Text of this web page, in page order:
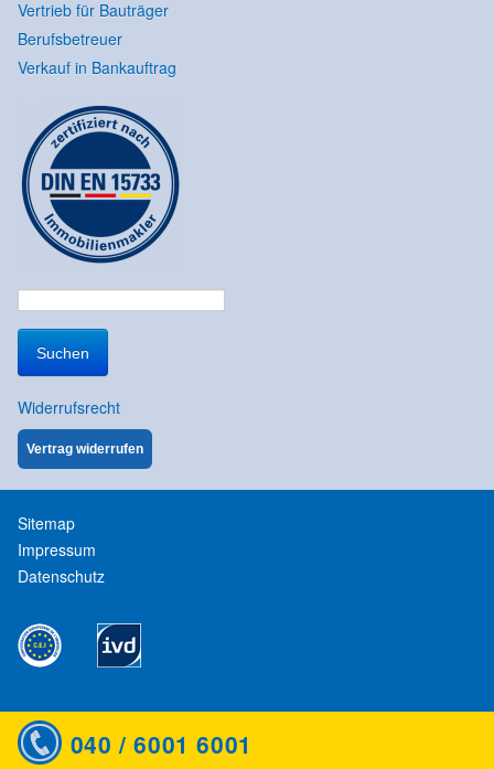
Vertrieb für Bauträger
Berufsbetreuer
Verkauf in Bankauftrag
Suchen
nach:
Widerrufsrecht
Vertrag widerrufen
Sitemap
Impressum
Datenschutz
040 / 6001 6001